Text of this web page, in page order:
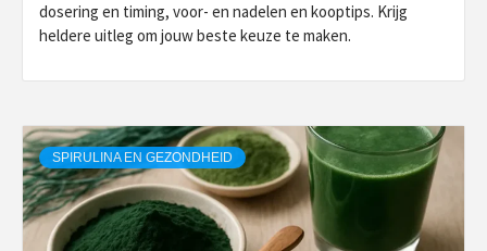
dosering en timing, voor- en nadelen en kooptips. Krijg
heldere uitleg om jouw beste keuze te maken.
SPIRULINA EN GEZONDHEID